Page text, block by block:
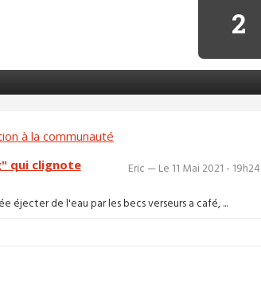
2
à la communauté
Eric — Le 11 Mai 2021 - 19h24
qui clignote
éjecter de l'eau par les becs verseurs a café, ...